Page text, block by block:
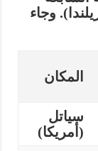
وجاء
المكان
سياتل
(أمريكا)